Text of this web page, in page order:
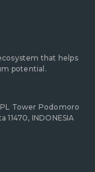
that helps
potential.
Tower Podomoro
11470, INDONESIA